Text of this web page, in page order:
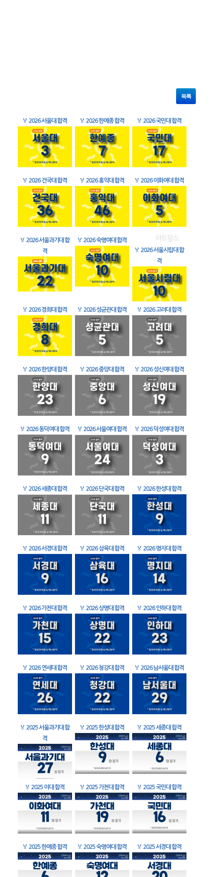
목록
🏅 2026 서울대 합격 🏅 2026 한예종 합격 🏅 2026 국민대 합격
🏅 2026 건국대 합격 🏅 2026 홍익대 합격 🏅 2026 이화여대 합격
🏅 2026 서울과기대 합
격
🏅 2026 숙명여대 합격
🏅 2026 서울시립대 합
격
🏅 2026 경희대 합격 🏅 2026 성균관대 합격 🏅 2026 고려대 합격
🏅 2026 한양대 합격 🏅 2026 중앙대 합격 🏅 2026 성신여대 합격
🏅 2026 동덕여대 합격 🏅 2026 서울여대 합격 🏅 2026 덕성여대 합격
🏅 2026 세종대 합격 🏅 2026 단국대 합격 🏅 2026 한성대 합격
🏅 2026 서경대 합격 🏅 2026 삼육대 합격 🏅 2026 명지대 합격
🏅 2026 가천대 합격 🏅 2026 상명대 합격 🏅 2026 인하대 합격
🏅 2026 연세대 합격 🏅 2026 청강대 합격 🏅 2026 남서울대 합격
🏅 2025 서울과기대 합
격
🏅 2025 한성대 합격 🏅 2025 세종대 합격
🏅 2025 이대 합격 🏅 2025 가천대 합격 🏅 2025 국민대 합격
🏅 2025 한예종 합격 🏅 2025 숙명여대 합격 🏅 2025 서경대 합격